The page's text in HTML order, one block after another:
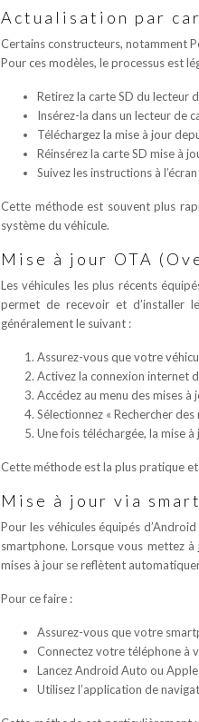
Actualisation par
Certains constructeurs, notamment
Pour ces modèles, le processus est
Retirez la carte SD du lecteur
Insérez-la dans un lecteur de
Téléchargez la mise à jour
Réinsérez la carte SD mise à
Suivez les instructions à
Cette méthode est souvent plus
système du véhicule.
Mise à jour OTA
Les véhicules les plus récents
permet de recevoir et d’installer
généralement le suivant :
Assurez-vous que votre
Activez la connexion internet
Accédez au menu des mises
Sélectionnez « Rechercher
Une fois téléchargée, la mise
Cette méthode est la plus pratique et
Mise à jour via
Pour les véhicules équipés
smartphone. Lorsque vous mettez
mises à jour se reflètent
Pour ce faire :
Assurez-vous que votre
Connectez votre téléphone à
Lancez Android Auto ou
Utilisez l’application de